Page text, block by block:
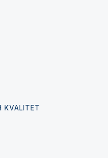
KVALITET